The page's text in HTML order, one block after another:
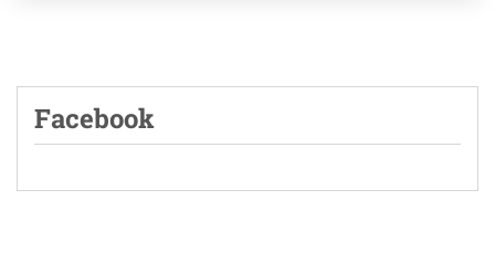
Facebook